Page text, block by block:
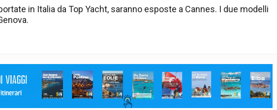
in Italia da Top Yacht, saranno esposte a Cannes. I due modelli